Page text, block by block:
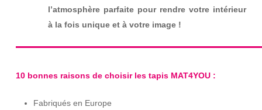
l’atmosphère parfaite pour rendre votre intérieur
à la fois unique et à votre image !
10 bonnes raisons de choisir les tapis MAT4YOU :
Fabriqués en Europe